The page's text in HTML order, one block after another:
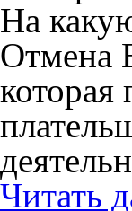
На
которая
Читать